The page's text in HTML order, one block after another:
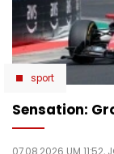
sport
Sensation: